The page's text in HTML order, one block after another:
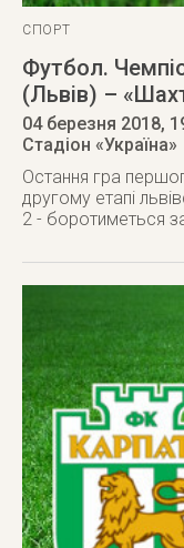
СПОРТ
Футбол.
(Львів) –
04 березня 2018,
Стадіон «Україна»
Остання гра
другому етапі
2 - боротиметься